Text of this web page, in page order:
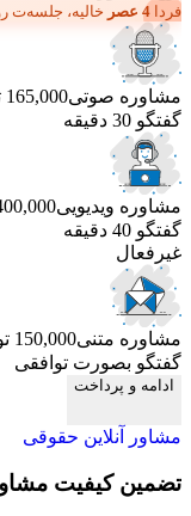
فردا 4 عصر خالیه، جلسه‌ت
مشاوره صوتی165,000 تومان
گفتگو 30 دقیقه
مشاوره ویدیویی400,000
گفتگو 40 دقیقه
غیرفعال
مشاوره متنی150,000 تومان
گفتگو بصورت توافقی
ادامه و پرداخت
مشاور آنلاین حقوقی
تضمین کیفیت